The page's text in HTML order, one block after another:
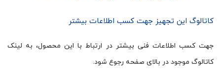
کاتالوگ این تجهیز جهت کسب اطلاعات بیشتر
جهت کسب اطلاعات فنی بیشتر در ارتباط با این محصول، به لینک
کاتالوگ موجود در بالای صفحه رجوع شود.